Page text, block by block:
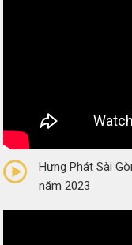
(0 Reviews)
Hưng Phát Sài
năm 2023